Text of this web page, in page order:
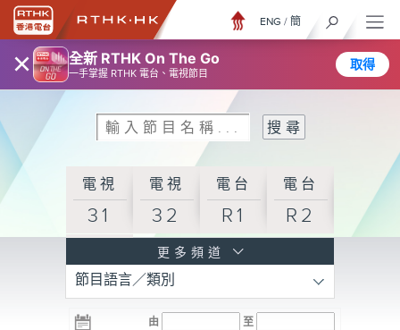
× 全新 RTHK On The Go
一手掌握 RTHK 電台、電視節目
取得
ENG / 簡
電視
31
電視
32
電台
R1
電台
R2
R3
電台 電台 電台
更多頻道
節目語言／類別
由 至